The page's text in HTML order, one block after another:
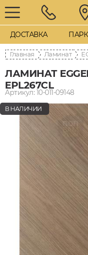
ДОСТАВКА
Главная Ламинат
ЛАМИНАТ
EPL267CL
Артикул: 10-011-09148
В НАЛИЧИИ